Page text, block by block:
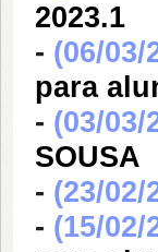
2023.1
- (06/03/
para
- (03/03/
SOUSA
- (23/02/
- (15/02/